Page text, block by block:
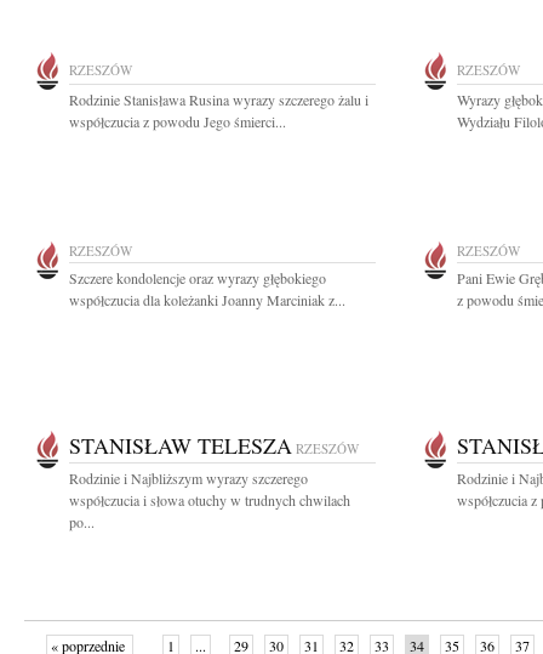
RZESZÓW
Rodzinie Stanisława Rusina wyrazy szczerego żalu i
współczucia z powodu Jego śmierci...
RZESZÓW
Wyrazy
Wydziału
RZESZÓW
Szczere kondolencje oraz wyrazy głębokiego
współczucia dla koleżanki Joanny Marciniak z...
RZESZÓW
Pani Ewie
z powodu
STANISŁAW TELESZA RZESZÓW
Rodzinie i Najbliższym wyrazy szczerego
współczucia i słowa otuchy w trudnych chwilach
po...
Rodzinie i
współczucia z
« poprzednie 1 ... 29 30 31 32 33 34 35 36 37